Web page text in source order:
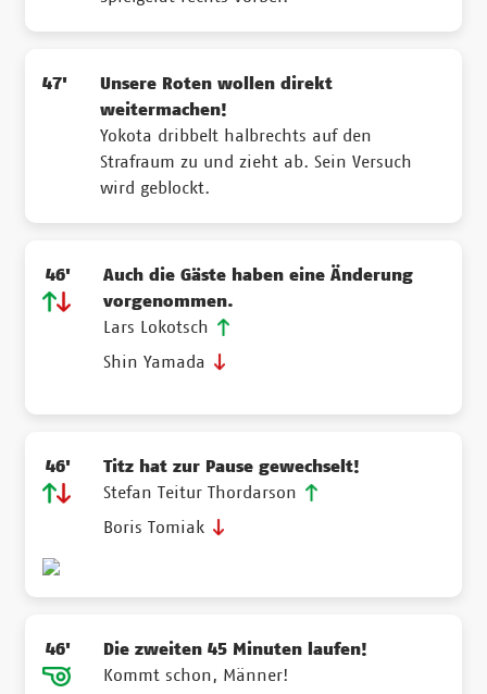
47'
Unsere Roten wollen direkt
weitermachen!
Yokota dribbelt halbrechts auf den
Strafraum zu und zieht ab. Sein Versuch
wird geblockt.
46'
Auch die Gäste haben eine Änderung
vorgenommen.
Lars Lokotsch
Shin Yamada
46'
Titz hat zur Pause gewechselt!
Stefan Teitur Thordarson
Boris Tomiak
46'
Die zweiten 45 Minuten laufen!
Kommt schon, Männer!